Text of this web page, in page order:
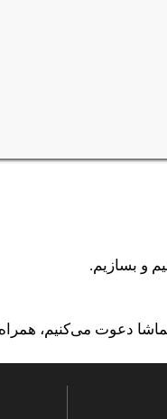
و بسازیم.
دعوت می‌کنیم، همراه